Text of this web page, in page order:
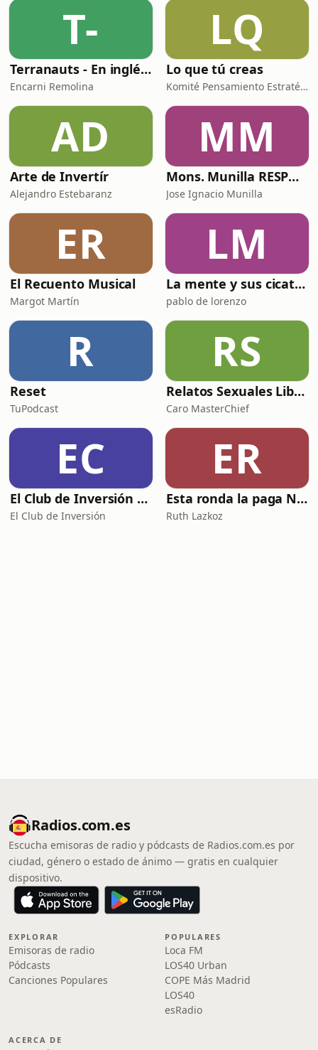
T-
Terranauts - En inglés y en español. Science and nature in 5 minutes
Encarni Remolina
LQ
Lo que tú creas
Komité Pensamiento Estratégico
AD
Arte de Invertír
Alejandro Estebaranz
MM
Mons. Munilla RESPONDE
Jose Ignacio Munilla
ER
El Recuento Musical
Margot Martín
LM
La mente y sus cicatrices
pablo de lorenzo
R
Reset
TuPodcast
RS
Relatos Sexuales Liberales
Caro MasterChief
EC
El Club de Inversión podcast
El Club de Inversión
ER
Esta ronda la paga Newton
Ruth Lazkoz
Radios.com.es
Escucha emisoras de radio y pódcasts de Radios.com.es por
ciudad, género o estado de ánimo — gratis en cualquier
dispositivo.
EXPLORAR
Emisoras de radio
Pódcasts
Canciones Populares
POPULARES
Loca FM
LOS40 Urban
COPE Más Madrid
LOS40
esRadio
ACERCA DE